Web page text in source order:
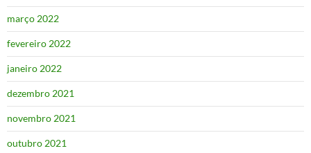
março 2022
fevereiro 2022
janeiro 2022
dezembro 2021
novembro 2021
outubro 2021